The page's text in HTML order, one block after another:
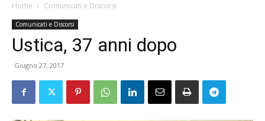
Home Comunicati e Discorsi
Comunicati e Discorsi
Ustica, 37 anni dopo
Giugno 27, 2017